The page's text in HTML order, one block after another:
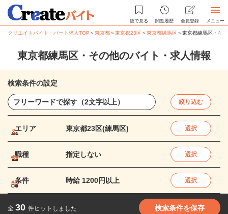
後で見る 閲覧履歴 会員登録 メニュー
クリエイトバイト・パート求人TOP ＞東京都＞東京都23区＞東京都練馬区＞東京都練馬区・そ
東京都練馬区・その他のバイト・求人情報
検索条件の設定
絞り込む
エリア 東京都23区(練馬区) 選択
職種 指定しない 選択
条件 時給 1200円以上 選択
全 30 件ヒットしました 検索条件を保存